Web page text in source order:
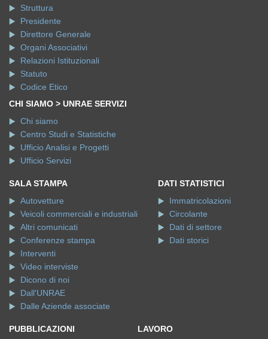
Struttura
Presidente
Direttore Generale
Organi Associativi
Relazioni Istituzionali
Statuto
Codice Etico
CHI SIAMO > UNRAE SERVIZI
Chi siamo
Centro Studi e Statistiche
Ufficio Analisi e Progetti
Ufficio Servizi
SALA STAMPA
Autovetture
Veicoli commerciali e industriali
Altri comunicati
Conferenze stampa
Interventi
Video interviste
Dicono di noi
Dall'UNRAE
Dalle Aziende associate
DATI STATISTICI
Immatricolazioni
Circolante
Dati di settore
Dati storici
PUBBLICAZIONI
LAVORO